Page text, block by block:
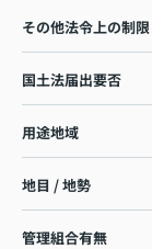
その他法令上の制限
国土法届出要否
用途地域
地目 / 地勢
管理組合有無